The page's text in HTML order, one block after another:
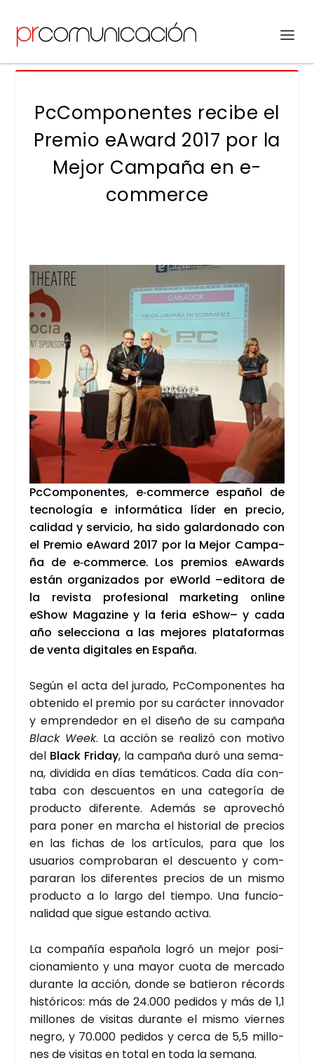
PcComponentes recibe el
Premio eAward 2017 por la
Mejor Campaña en e-
commerce
PcCom­po­nen­tes, e‑commerce espa­ñol de
tec­no­lo­gía e infor­má­ti­ca líder en pre­cio,
cali­dad y ser­vi­cio, ha sido galar­do­na­do con
el Pre­mio eAward 2017 por la Mejor Cam­pa­
ña de e‑commerce. Los pre­mios eAwards
están orga­ni­za­dos por eWorld –edi­to­ra de
la revis­ta pro­fe­sio­nal mar­ke­ting onli­ne
eShow Maga­zi­ne y la feria eShow– y cada
año selec­cio­na a las mejo­res pla­ta­for­mas
de ven­ta digi­ta­les en Espa­ña.
Según el acta del jura­do, PcCom­po­nen­tes ha
obte­ni­do el pre­mio por su carác­ter inno­va­dor
y empren­de­dor en el dise­ño de su cam­pa­ña
Black Week. La acción se reali­zó con moti­vo
del Black Fri­day, la cam­pa­ña duró una sema­
na, divi­di­da en días temá­ti­cos. Cada día con­
ta­ba con des­cuen­tos en una cate­go­ría de
pro­duc­to dife­ren­te. Ade­más se apro­ve­chó
para poner en mar­cha el his­to­rial de pre­cios
en las fichas de los artícu­los, para que los
usua­rios com­pro­ba­ran el des­cuen­to y com­
pa­ra­ran los dife­ren­tes pre­cios de un mis­mo
pro­duc­to a lo lar­go del tiem­po. Una fun­cio­
na­li­dad que sigue estan­do acti­va.
La com­pa­ñía espa­ño­la logró un mejor posi­
cio­na­mien­to y una mayor cuo­ta de mer­ca­do
duran­te la acción, don­de se batie­ron récords
his­tó­ri­cos: más de 24.000 pedi­dos y más de 1,1
millo­nes de visi­tas duran­te el mis­mo vier­nes
negro, y 70.000 pedi­dos y cer­ca de 5,5 millo­
nes de visi­tas en total en toda la sema­na.